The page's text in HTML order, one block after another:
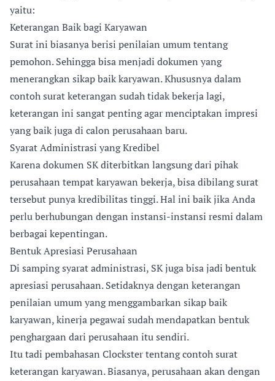
yaitu:
Keterangan Baik bagi Karyawan
Surat ini biasanya berisi penilaian umum tentang
pemohon. Sehingga bisa menjadi dokumen yang
menerangkan sikap baik karyawan. Khususnya dalam
contoh surat keterangan sudah tidak bekerja lagi,
keterangan ini sangat penting agar menciptakan impresi
yang baik juga di calon perusahaan baru.
Syarat Administrasi yang Kredibel
Karena dokumen SK diterbitkan langsung dari pihak
perusahaan tempat karyawan bekerja, bisa dibilang surat
tersebut punya kredibilitas tinggi. Hal ini baik jika Anda
perlu berhubungan dengan instansi-instansi resmi dalam
berbagai kepentingan.
Bentuk Apresiasi Perusahaan
Di samping syarat administrasi, SK juga bisa jadi bentuk
apresiasi perusahaan. Setidaknya dengan keterangan
penilaian umum yang menggambarkan sikap baik
karyawan, kinerja pegawai sudah mendapatkan bentuk
penghargaan dari perusahaan itu sendiri.
Itu tadi pembahasan Clockster tentang contoh surat
keterangan karyawan. Biasanya, perusahaan akan dengan